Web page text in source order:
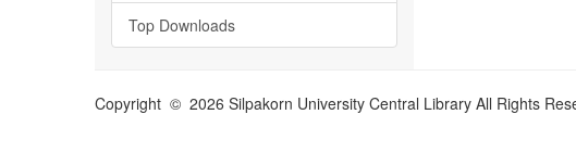
Top Downloads
Copyright © 2026 Silpakorn University Central Library All Rights